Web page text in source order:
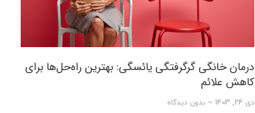
درمان خانگی گرگرفتگی یائسگی: بهترین راه‌حل‌ها برای
کاهش علائم
دی 24, 1403 بدون دیدگاه